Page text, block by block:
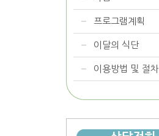
프로그램계획
이달의 식단
이용방법 및 절차